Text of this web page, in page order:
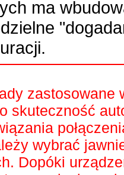
ma
skuteczność
wybrać
Dopóki